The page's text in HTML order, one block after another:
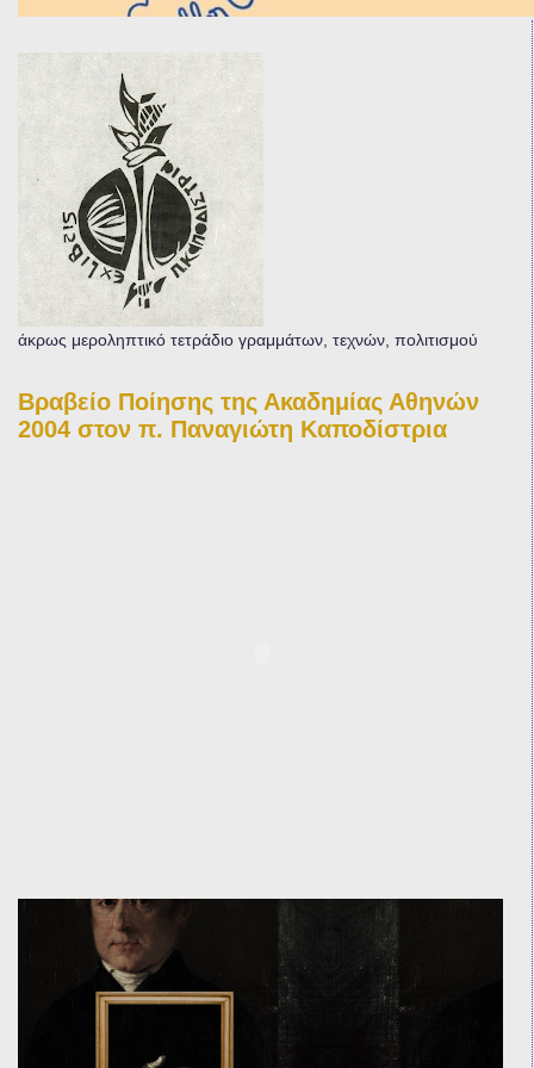
άκρως μεροληπτικό τετράδιο γραμμάτων, τεχνών, πολιτισμού
Βραβείο Ποίησης της Ακαδημίας Αθηνών
2004 στον π. Παναγιώτη Καποδίστρια